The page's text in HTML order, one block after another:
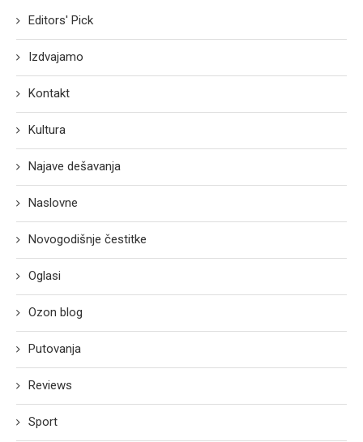
Editors' Pick
Izdvajamo
Kontakt
Kultura
Najave dešavanja
Naslovne
Novogodišnje čestitke
Oglasi
Ozon blog
Putovanja
Reviews
Sport